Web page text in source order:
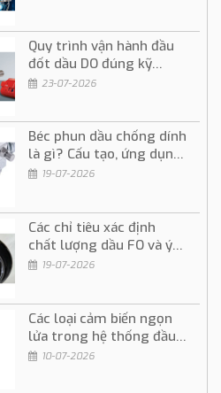
Quy trình vận hành đầu
đốt dầu DO đúng kỹ
thuật và an toàn
23-07-2026
Béc phun dầu chống dính
là gì? Cấu tạo, ứng dụng
và cách sử dụng
19-07-2026
Các chỉ tiêu xác định
chất lượng dầu FO và ý
nghĩa trong vận hành
19-07-2026
Các loại cảm biến ngọn
lửa trong hệ thống đầu
đốt dầu và gas
10-07-2026